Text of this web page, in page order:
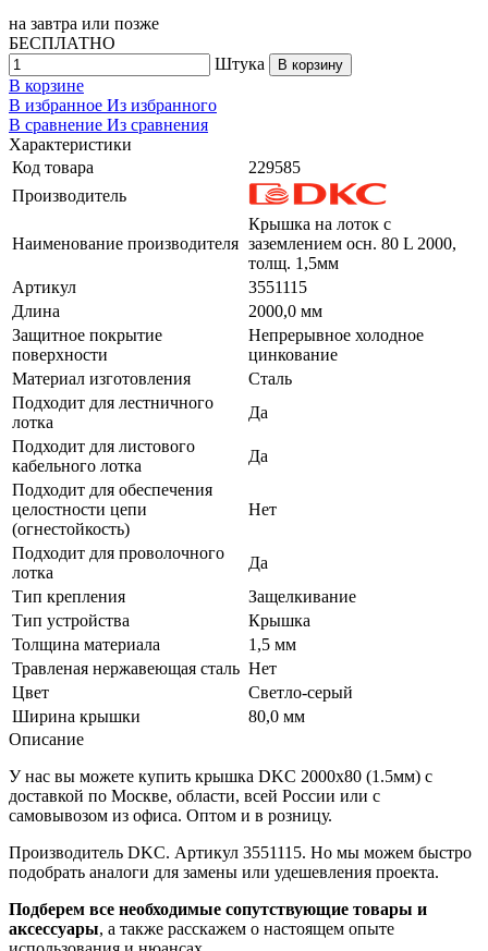
на завтра или позже
БЕСПЛАТНО
Штука
В корзину
В корзине
В избранное Из избранного
В сравнение Из сравнения
Характеристики
Код товара
229585
Производитель
Наименование производителя
Крышка на лоток с
заземлением осн. 80 L 2000,
толщ. 1,5мм
Артикул
3551115
Длина
2000,0 мм
Защитное покрытие
поверхности
Непрерывное холодное
цинкование
Материал изготовления
Сталь
Подходит для лестничного
лотка
Да
Подходит для листового
кабельного лотка
Да
Подходит для обеспечения
целостности цепи
(огнестойкость)
Нет
Подходит для проволочного
лотка
Да
Тип крепления
Защелкивание
Тип устройства
Крышка
Толщина материала
1,5 мм
Травленая нержавеющая сталь Нет
Цвет
Светло-серый
Ширина крышки
80,0 мм
Описание
У нас вы можете купить крышка DKC 2000х80 (1.5мм) с
доставкой по Москве, области, всей России или с
самовывозом из офиса. Оптом и в розницу.
Производитель DKC. Артикул 3551115. Но мы можем быстро
подобрать аналоги для замены или удешевления проекта.
Подберем все необходимые сопутствующие товары и
аксессуары, а также расскажем о настоящем опыте